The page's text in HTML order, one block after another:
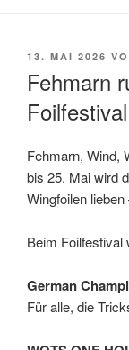
13. MAI 2026
Fehmarn
Fehmarn, Wind,
bis 25. Mai wird
Wingfoilen
Beim Foilfestival
German
Für alle, die